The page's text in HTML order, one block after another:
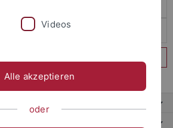
Videos
Alle akzeptieren
oder